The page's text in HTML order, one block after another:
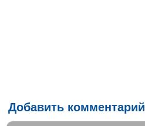
Добавить комментарий